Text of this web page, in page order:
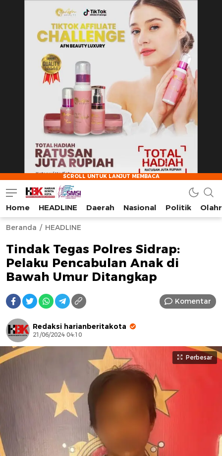
HarianBeritaKota
Mengabarkan Setiap Detil, Sudut, dan Cerita Kota
Home HEADLINE Daerah Nasional Politik
Beranda HEADLINE
Tindak Tegas Polres Sidrap:
Pelaku Pencabulan Anak di
Bawah Umur Ditangkap
Komentar
Redaksi harianberitakota
21/06/2024 04:10
Perbesar